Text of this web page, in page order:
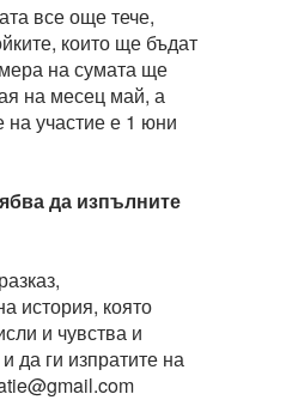
все още тече,
които ще бъдат
на сумата ще
на месец май, а
на участие е 1 юни
да изпълните
история, която
и чувства и
да ги изпратите на